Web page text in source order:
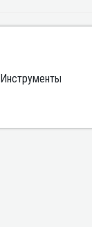
Инструменты